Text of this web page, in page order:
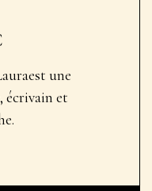
est une
écrivain et